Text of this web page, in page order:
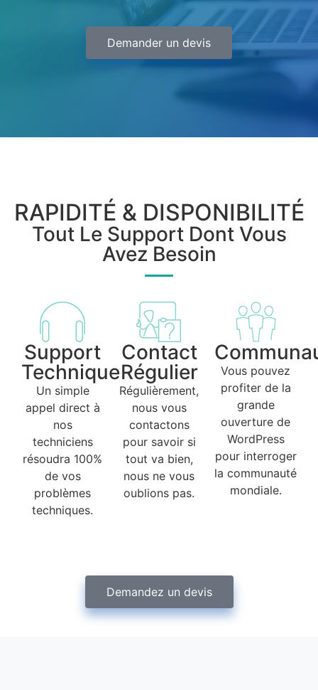
Demander un devis
RAPIDITÉ & DISPONIBILITÉ
Tout Le Support Dont Vous
Avez Besoin
Support
Technique
Un simple
appel direct à
nos
techniciens
résoudra 100%
de vos
problèmes
techniques.
Contact
Régulier
Régulièrement,
nous vous
contactons
pour savoir si
tout va bien,
nous ne vous
oublions pas.
Vous pouvez
profiter de la
grande
ouverture de
WordPress
pour interroger
la communauté
mondiale.
Demandez un devis